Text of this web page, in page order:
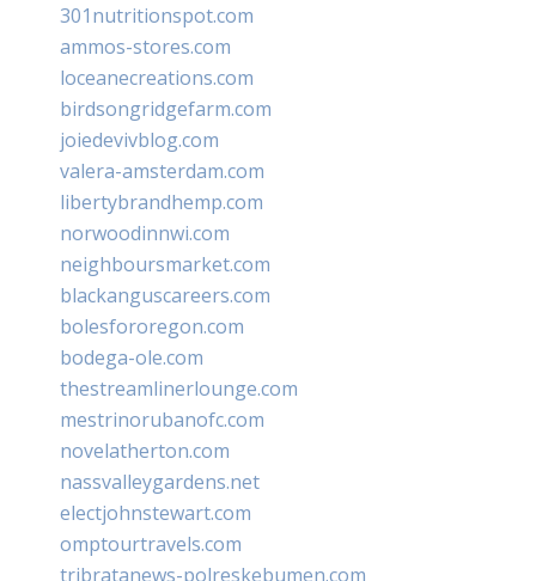
301nutritionspot.com
ammos-stores.com
loceanecreations.com
birdsongridgefarm.com
joiedevivblog.com
valera-amsterdam.com
libertybrandhemp.com
norwoodinnwi.com
neighboursmarket.com
blackanguscareers.com
bolesfororegon.com
bodega-ole.com
thestreamlinerlounge.com
mestrinorubanofc.com
novelatherton.com
nassvalleygardens.net
electjohnstewart.com
omptourtravels.com
tribratanews-polreskebumen.com